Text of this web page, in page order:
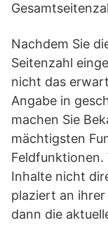
Nachdem Sie
Seitenzahl
nicht das
Angabe in
machen Sie
mächtigsten
Inhalte nicht
plaziert an ihrer
dann die